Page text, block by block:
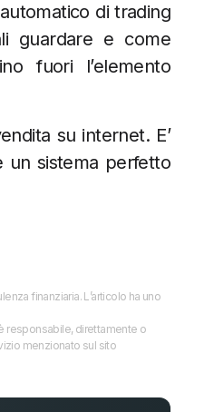
di trading
guardare e come
fuori l’elemento
su internet. E’
un sistema perfetto
finanziaria. L’articolo ha uno
responsabile, direttamente o
menzionato sul sito